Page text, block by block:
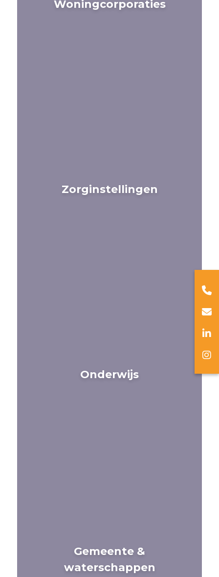
Woningcorporaties
Zorginstellingen
Onderwijs
Gemeente &
waterschappen